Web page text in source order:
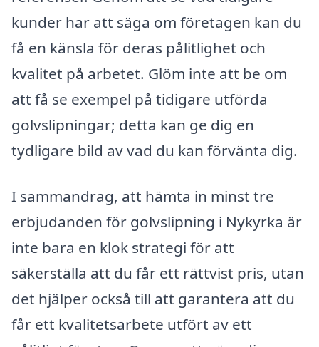
kunder har att säga om företagen kan du
få en känsla för deras pålitlighet och
kvalitet på arbetet. Glöm inte att be om
att få se exempel på tidigare utförda
golvslipningar; detta kan ge dig en
tydligare bild av vad du kan förvänta dig.
I sammandrag, att hämta in minst tre
erbjudanden för golvslipning i Nykyrka är
inte bara en klok strategi för att
säkerställa att du får ett rättvist pris, utan
det hjälper också till att garantera att du
får ett kvalitetsarbete utfört av ett